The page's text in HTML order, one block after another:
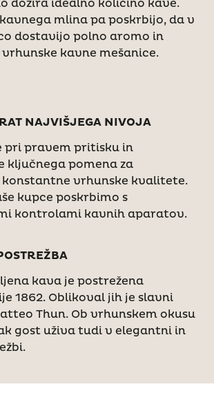
dozira idealno količino kave.
mlina pa poskrbijo, da v
dostavijo polno aromo in
kavne mešanice.
NAJVIŠJEGA NIVOJA
pri pravem pritisku in
ključnega pomena za
vrhunske kvalitete.
kupce poskrbimo s
kontrolami kavnih aparatov.
kava je postrežena
1862. Oblikoval jih je slavni
Thun. Ob vrhunskem okusu
gost uživa tudi v elegantni in